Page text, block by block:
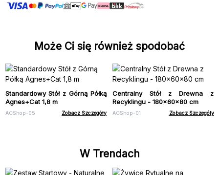
Może Ci się również spodobać
Standardowy Stół z Górną Półką
Agnes+Cat 1,8 m
ACShop-05 Zobacz Szczegóły
Centralny Stół z Drewna z
Recyklingu - 180x60x80 cm
ACShop-01 Zobacz Szczegóły
W Trendach